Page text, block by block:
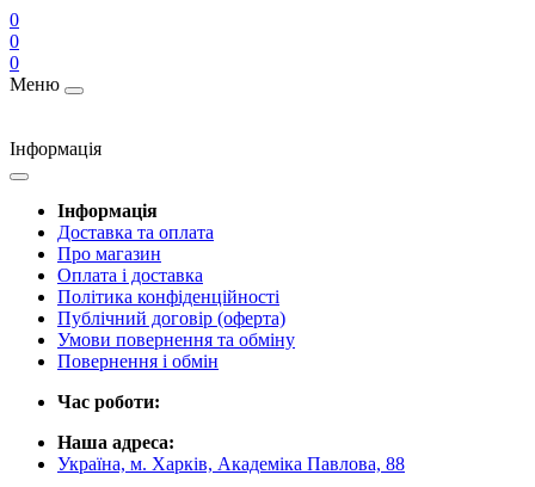
0
0
0
Меню
Інформація
Інформація
Доставка та оплата
Про магазин
Оплата і доставка
Політика конфіденційності
Публічний договір (оферта)
Умови повернення та обміну
Повернення і обмін
Час роботи:
Наша адреса:
Україна, м. Харків, Академіка Павлова, 88